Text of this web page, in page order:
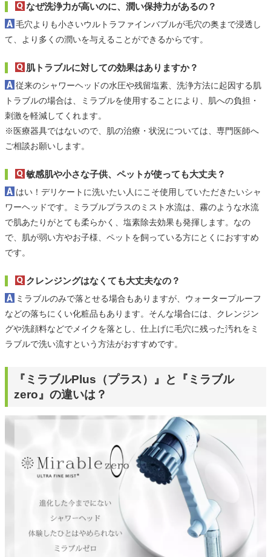
なぜ洗浄力が高いのに、潤い保持力があるの？
毛穴よりも小さいウルトラファインバブルが毛穴の奥まで浸透し
て、より多くの潤いを与えることができるからです。
肌トラブルに対しての効果はありますか？
従来のシャワーヘッドの水圧や残留塩素、洗浄方法に起因する肌
トラブルの場合は、ミラブルを使用することにより、肌への負担・
刺激を軽減してくれます。
※医療器具ではないので、肌の治療・状況については、専門医師へ
ご相談お願いします。
敏感肌や小さな子供、ペットが使っても大丈夫？
はい！デリケートに洗いたい人にこそ使用していただきたいシャ
ワーヘッドです。ミラブルプラスのミスト水流は、霧のような水流
で肌あたりがとても柔らかく、塩素除去効果も発揮します。なの
で、肌が弱い方やお子様、ペットを飼っている方にとくにおすすめ
です。
クレンジングはなくても大丈夫なの？
ミラブルのみで落とせる場合もありますが、ウォータープルーフ
などの落ちにくい化粧品もあります。そんな場合には、クレンジン
グや洗顔料などでメイクを落とし、仕上げに毛穴に残った汚れをミ
ラブルで洗い流すという方法がおすすめです。
『ミラブルPlus（プラス）』と『ミラブル
zero』の違いは？